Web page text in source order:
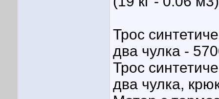
Трос
два чулка -
Трос
два чулка,